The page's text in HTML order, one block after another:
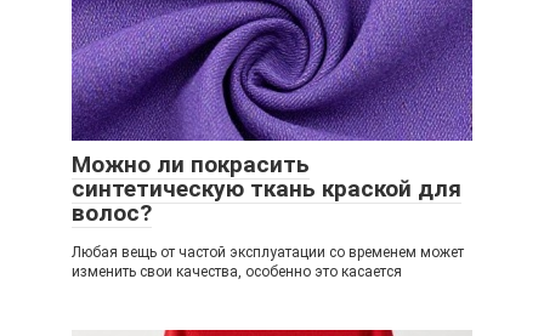
Можно ли покрасить
синтетическую ткань краской для
волос?
Любая вещь от частой эксплуатации со временем может
изменить свои качества, особенно это касается